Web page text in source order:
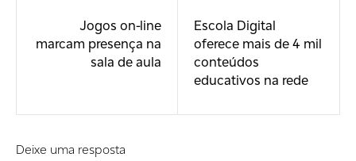
Jogos on-line
marcam presença na
sala de aula
Escola Digital
oferece mais de 4 mil
conteúdos
educativos na rede
Deixe uma resposta